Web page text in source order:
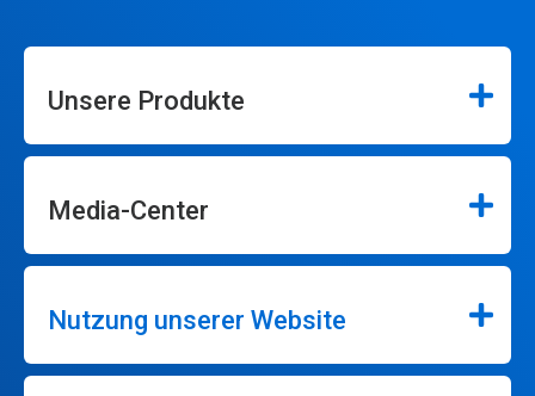
Unsere Produkte
Media-Center
Nutzung unserer Website